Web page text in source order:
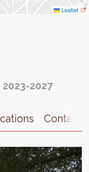
Leaflet
2027
Contact